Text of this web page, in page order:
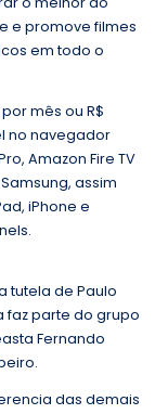
e promove filmes
em todo o
mês ou R$
no navegador
Amazon Fire TV
assim
iPhone e
tutela de Paulo
faz parte do grupo
Fernando
das demais